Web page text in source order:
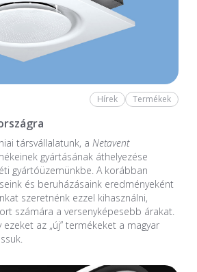
Hírek Termékek
társvállalatunk, a Netavent
gyártásának áthelyezése
gyártóüzemünkbe. A korábban
és beruházásaink eredményeként
szeretnénk ezzel kihasználni,
számára a versenyképesebb árakat.
az „új” termékeket a magyar